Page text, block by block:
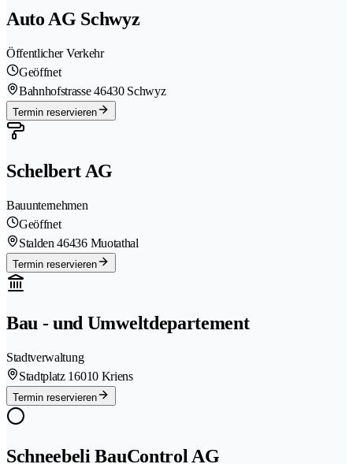
Auto AG Schwyz
Öffentlicher Verkehr
Geöffnet
Bahnhofstrasse 46430 Schwyz
Termin reservieren
Schelbert AG
Bauunternehmen
Geöffnet
Stalden 46436 Muotathal
Termin reservieren
Bau - und Umweltdepartement
Stadtverwaltung
Stadtplatz 16010 Kriens
Termin reservieren
Schneebeli BauControl AG